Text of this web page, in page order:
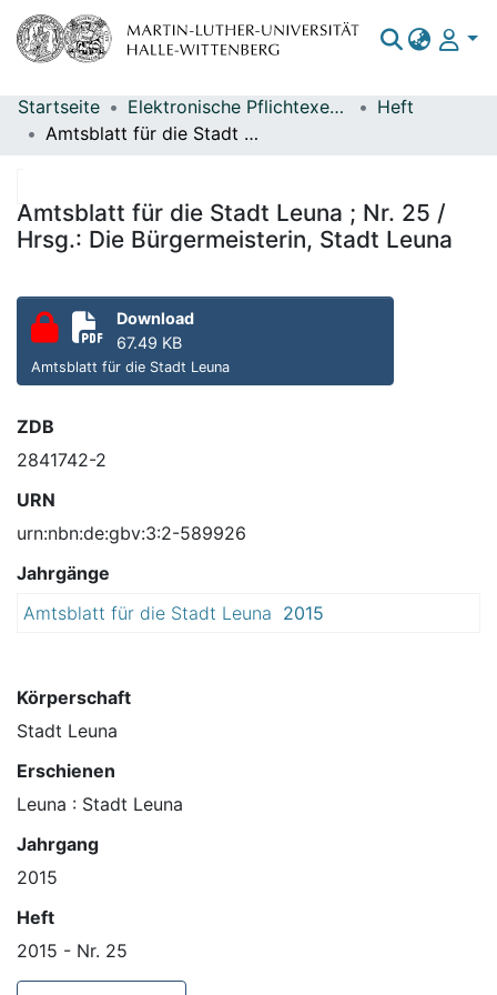
Bereiche & Sammlungen
Statistiken
Startseite Elektronische Pflichtexemplare
Heft
Amtsblatt für die Stadt Leuna ; Nr. 25 / Hrsg.: Die Bürgermeisterin, Stadt Leuna
Amtsblatt für die Stadt Leuna ; Nr. 25 /
Hrsg.: Die Bürgermeisterin, Stadt Leuna
Download
67.49 KB
Amtsblatt für die Stadt Leuna
ZDB
2841742-2
URN
urn:nbn:de:gbv:3:2-589926
Jahrgänge
Amtsblatt für die Stadt Leuna 2015
Körperschaft
Stadt Leuna
Erschienen
Leuna : Stadt Leuna
Jahrgang
2015
Heft
2015 - Nr. 25